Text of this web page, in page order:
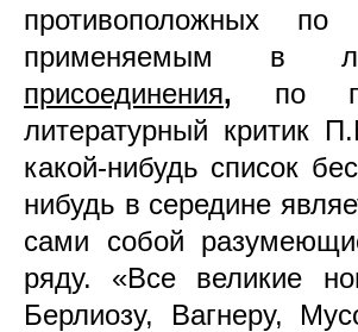
противоположных
применяемым в
присоединения, по
литературный критик
какой-нибудь список
нибудь в середине
сами собой
ряду. «Все великие
Берлиозу, Вагнеру,